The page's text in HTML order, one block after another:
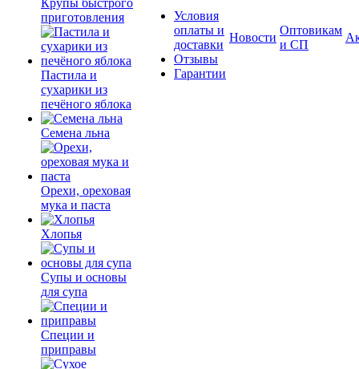
Крупы быстрого
приготовления
Пастила и
сухарики из
печёного яблока
Семена льна
Орехи, ореховая
мука и паста
Хлопья
Супы и основы
для супа
Специи и
приправы
Условия
оплаты и
доставки
Отзывы
Гарантии
Новости
Оптовикам
и СП